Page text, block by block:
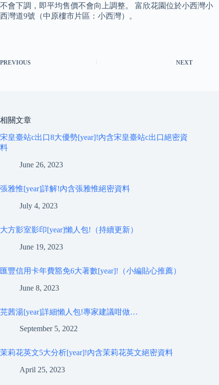
不會下調，即平均售價不會向上調整。 富欣花園位於小西灣小
西灣道9號（中原樓市片區：小西灣）。
PREVIOUS NEXT
相關文章
宋皇臺站c出口8大優勢[year]!內含宋皇臺站c出口絕密資
料
June 26, 2023
張雅惟[year]詳解!內含張雅惟絕密資料
July 4, 2023
大方影室影印[year]懶人包!（持續更新）
June 19, 2023
匯豐信用卡年費豁免6大著數[year]!（小編貼心推薦）
June 8, 2023
芫茜湯[year]詳細懶人包!專家建議咁做…
September 5, 2022
茉莉花英文5大分析[year]!內含茉莉花英文絕密資料
April 25, 2023